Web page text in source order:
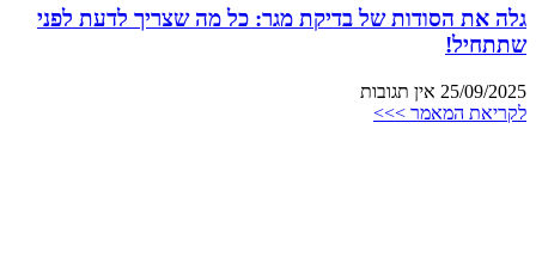
גלה את הסודות של בדיקת מגר: כל מה שצריך לדעת לפני
שתתחיל!
25/09/2025 אין תגובות
לקריאת המאמר >>>